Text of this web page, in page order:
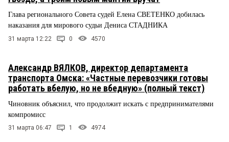
Глава регионального Совета судей Елена СВЕТЕНКО добилась
наказания для мирового судьи Дениса СТАДНИКА
31 марта 12:22 0 4570
Александр ВЯЛКОВ, директор департамента
транспорта Омска: «Частные перевозчики готовы
работать вбелую, но не вбедную» (полный текст)
Чиновник объяснил, что продолжит искать с предпринимателями
компромисс
31 марта 06:47 1 4974